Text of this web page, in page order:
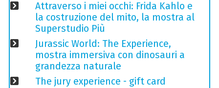
Attraverso i miei occhi: Frida Kahlo e
la costruzione del mito, la mostra al
Superstudio Più
Jurassic World: The Experience,
mostra immersiva con dinosauri a
grandezza naturale
The jury experience - gift card